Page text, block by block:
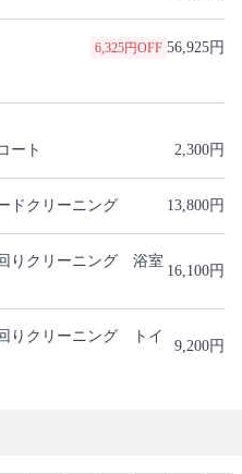
6,325円OFF 56,925円
ート 2,300円
ドクリーニング 13,800円
りクリーニング 浴室
16,100円
りクリーニング トイ
9,200円